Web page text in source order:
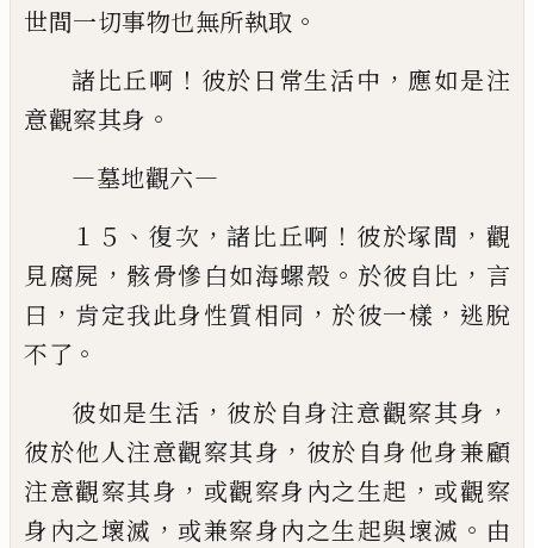
世間一切事物也無所執取 。
諸比丘啊 ！ 彼於日常生活中 ， 應如是注
意觀察其身 。
—墓地觀六—
１５ 、復次 ，諸比丘啊 ！ 彼於塚間 ， 觀
見腐屍 ， 骸骨慘 白如海螺殼 。 於彼自比 ， 言
曰 ， 肯定我此身性質相同 ， 於彼一樣 ， 逃脫
不了 。
彼如是生活 ， 彼於自身注意觀察其身 ，
彼於他人注意觀察其身 ， 彼於自身他身兼顧
注意觀察其身 ， 或觀察身內之生起 ， 或觀察
身內之壞滅 ， 或兼察身內之生起與壞滅 。 由